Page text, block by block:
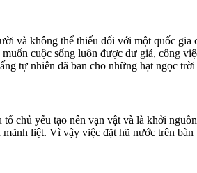
và không thể thiếu đối với một quốc gia
cuộc sống luôn được dư giả, công
tự nhiên đã ban cho những hạt ngọc
chủ yếu tạo nên vạn vật và là khởi
liệt. Vì vậy việc đặt hũ nước trên